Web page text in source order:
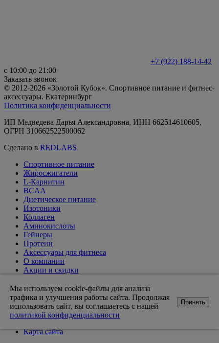
+7 (922) 188-14-42
с 10:00 до 21:00
Заказать звонок
© 2012-2026 «Золотой Кубок». Спортивное питание и фитнес-
аксессуары. Екатеринбург
Политика конфиденциальности
ИП Медведева Дарья Александровна, ИНН 662514610605,
ОГРН 310662522500062
Сделано в REDLABS
Спортивное питание
Жиросжигатели
L-Карнитин
BCAA
Диетическое питание
Изотоники
Коллаген
Аминокислоты
Гейнеры
Протеин
Аксессуары для фитнеса
О компании
Акции и скидки
Доставка и оплата
Оптовикам
Статьи
Возврат товара
Карта сайта
Мы используем cookie-файлы для анализа
трафика и улучшения работы сайта. Продолжая
использовать сайт, вы соглашаетесь с нашей
политикой конфиденциальности
Принять